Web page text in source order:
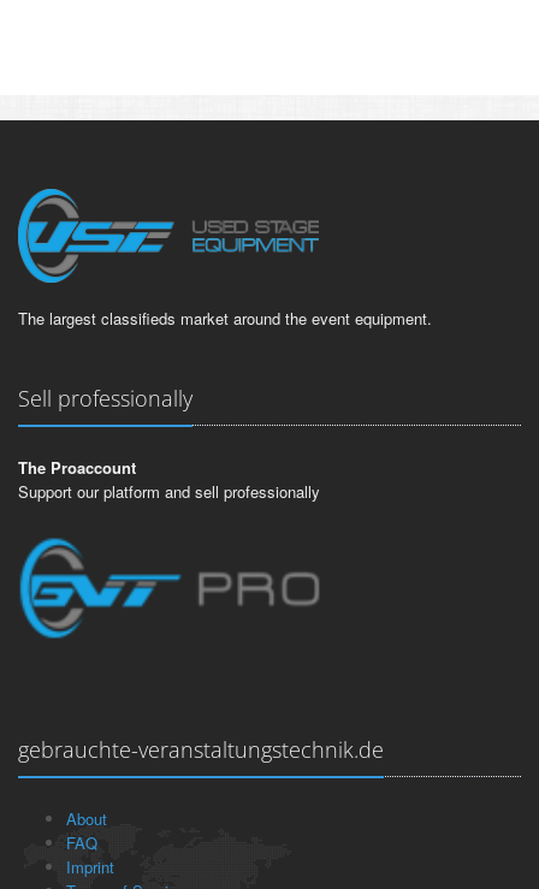
The largest classifieds market around the event equipment.
Sell professionally
The Proaccount
Support our platform and sell professionally
gebrauchte-veranstaltungstechnik.de
About
FAQ
Imprint